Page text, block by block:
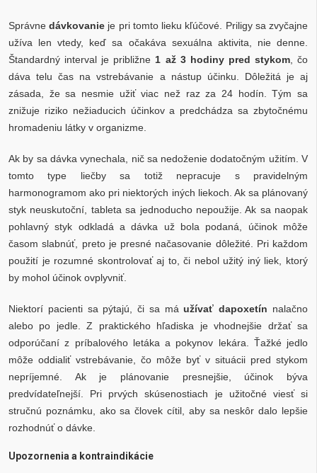
Správnedávkovanie je pri tomto lieku kľúčové. Priligy sa zvyčajne
užíva len vtedy, keď sa očakáva sexuálna aktivita, nie denne.
Štandardný interval je približne 1 až 3 hodiny pred stykom, čo
dáva telu čas na vstrebávanie a nástup účinku. Dôležitá je aj
zásada, že sa nesmie užiť viac než raz za 24 hodín. Tým sa
znižuje riziko nežiaducich účinkov a predchádza sa zbytočnému
hromadeniu látky v organizme.
Ak by sa dávka vynechala, nič sa nedoženie dodatočným užitím. V
tomto type liečby sa totiž nepracuje s pravidelným
harmonogramom ako pri niektorých iných liekoch. Ak sa plánovaný
styk neuskutoční, tableta sa jednoducho nepoužije. Ak sa naopak
pohlavný styk odkladá a dávka už bola podaná, účinok môže
časom slabnúť, preto je presné načasovanie dôležité. Pri každom
použití je rozumné skontrolovať aj to, či nebol užitý iný liek, ktorý
by mohol účinok ovplyvniť.
Niektorí pacienti sa pýtajú, či sa máužívať dapoxetín nalačno
alebo po jedle. Z praktického hľadiska je vhodnejšie držať sa
odporúčaní z príbalového letáka a pokynov lekára. Ťažké jedlo
môže oddialiť vstrebávanie, čo môže byť v situácii pred stykom
nepríjemné. Ak je plánovanie presnejšie, účinok býva
predvídateľnejší. Pri prvých skúsenostiach je užitočné viesť si
stručnú poznámku, ako sa človek cítil, aby sa neskôr dalo lepšie
rozhodnúť o dávke.
Upozornenia a kontraindikácie